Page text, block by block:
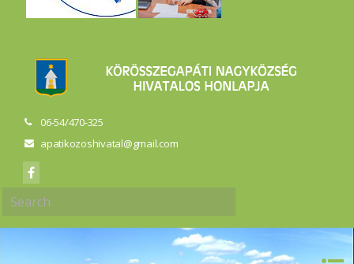
06-54/470-325
apatikozoshivatal@gmail.com